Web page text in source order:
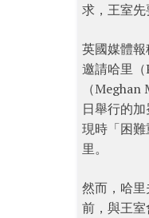
求，王室先
英國媒體
邀請哈里
（
日舉行的
現時「困
里。
然而，哈
前，與王